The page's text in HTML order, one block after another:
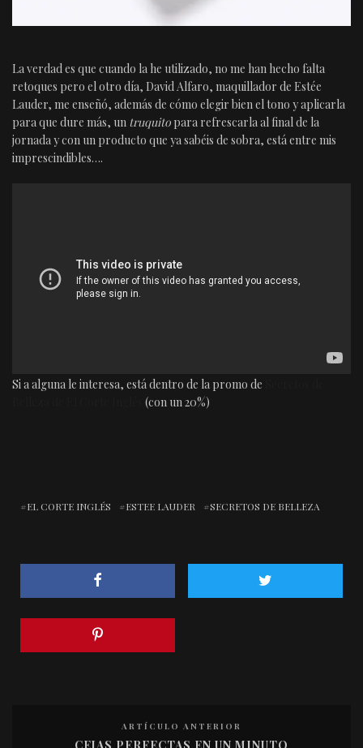
La verdad es que cuando la he utilizado, no me han hecho falta
retoques pero el otro día, David Alfaro, maquillador de Estée
Lauder, me enseñó, además de cómo elegir bien el tono y aplicarla
para que dure más, un truquito para refrescarla al final de la
jornada y con un producto que ya sabéis de sobra, está entre mis
imprescindibles….
Si a alguna le interesa, está dentro de la promo de
(con un 20%)
EL CORTE INGLÉS ESTEE LAUDER SECRETOS DE BELLEZA
ARTÍCULO ANTERIOR